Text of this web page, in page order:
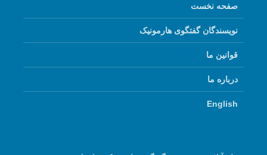
صفحه نخست
نویسندگان گفتگوی هارمونیک
قوانین ما
درباره ما
English